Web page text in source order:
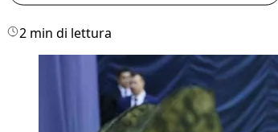
2 min di lettura